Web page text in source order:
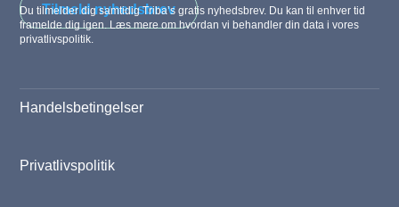
Tilmeld nyhedsbrev
Du tilmelder dig samtidig Triba’s gratis nyhedsbrev. Du kan til enhver tid
framelde dig igen. Læs mere om hvordan vi behandler din data i vores
privatlivspolitik.
Handelsbetingelser
Privatlivspolitik